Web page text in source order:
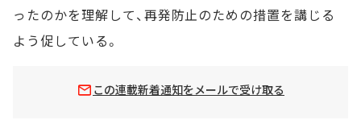
ったのかを理解して、再発防止のための措置を講じる
よう促している。
この連載新着通知をメールで受け取る